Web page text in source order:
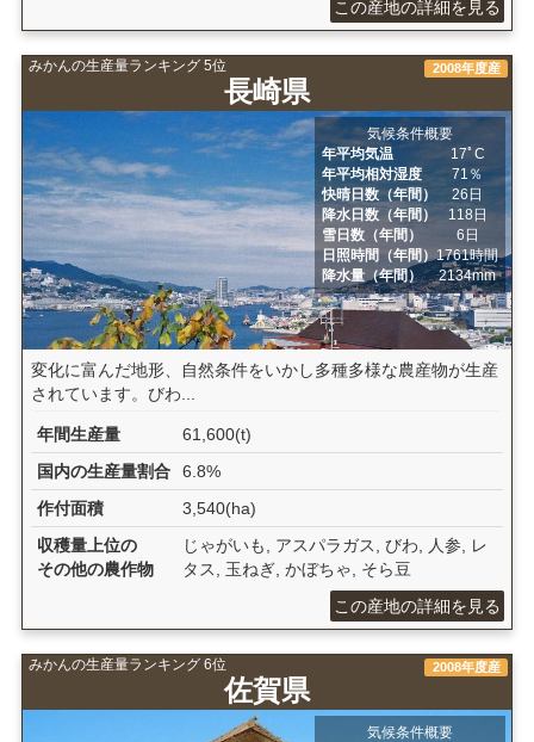
この産地の詳細を見る
みかんの生産量ランキング 5位
長崎県
2008年度産
気候条件概要
年平均気温
17ﾟC
年平均相対湿度
71％
快晴日数（年間）
26日
降水日数（年間）
118日
雪日数（年間）
6日
日照時間（年間）1761時間
降水量（年間）
2134mm
変化に富んだ地形、自然条件をいかし多種多様な農産物が生産
されています。びわ...
年間生産量
61,600(t)
国内の生産量割合
6.8%
作付面積
3,540(ha)
収穫量上位の
その他の農作物
じゃがいも, アスパラガス, びわ, 人参, レ
タス, 玉ねぎ, かぼちゃ, そら豆
この産地の詳細を見る
みかんの生産量ランキング 6位
佐賀県
2008年度産
気候条件概要